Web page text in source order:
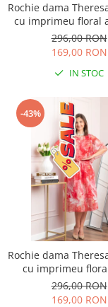
Rochie dama
cu imprimeu floral
petrol
296,00 RON
169,00 RON
IN STOC
-43%
Rochie dama
cu imprimeu
296,00 RON
169,00 RON